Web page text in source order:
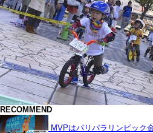
RECOMMEND
MVPはパリパラリンピック